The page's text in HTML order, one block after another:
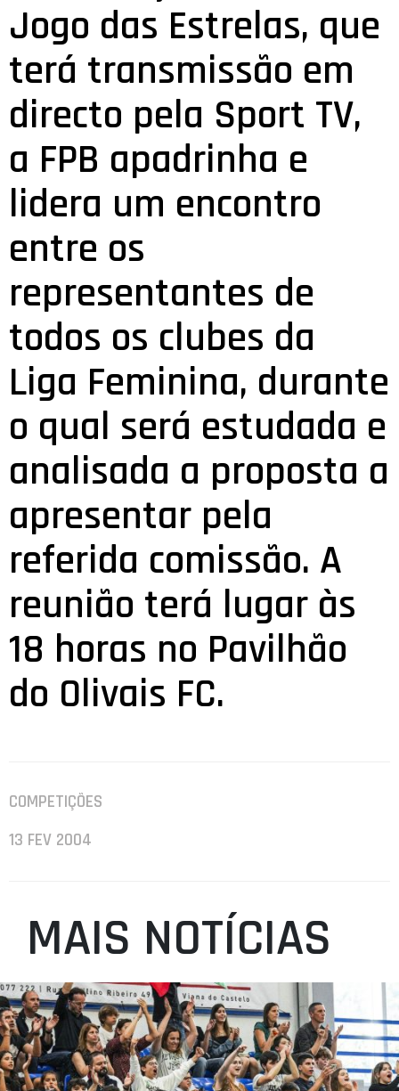
Jogo das Estrelas, que
terá transmissão em
directo pela Sport TV,
a FPB apadrinha e
lidera um encontro
entre os
representantes de
todos os clubes da
Liga Feminina, durante
o qual será estudada e
analisada a proposta a
apresentar pela
referida comissão. A
reunião terá lugar às
18 horas no Pavilhão
do Olivais FC.
COMPETIÇÕES
13 FEV 2004
MAIS NOTÍCIAS